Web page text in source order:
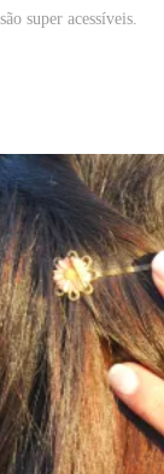
super acessíveis.